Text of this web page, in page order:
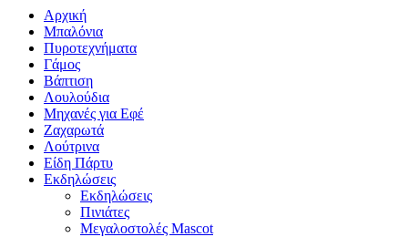
Αρχική
Μπαλόνια
Πυροτεχνήματα
Γάμος
Βάπτιση
Λουλούδια
Μηχανές για Εφέ
Ζαχαρωτά
Λούτρινα
Είδη Πάρτυ
Εκδηλώσεις
Εκδηλώσεις
Πινιάτες
Μεγαλοστολές Mascot